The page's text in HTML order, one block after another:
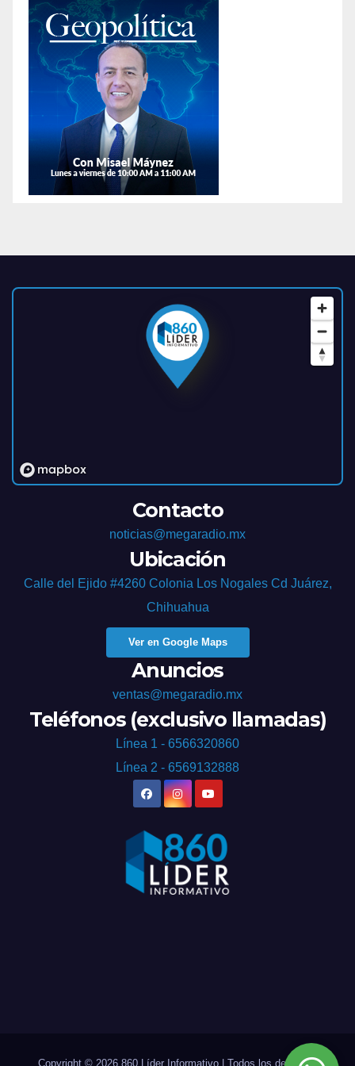
Contacto
noticias@megaradio.mx
Ubicación
Calle del Ejido #4260 Colonia Los Nogales Cd Juárez,
Chihuahua
Ver en Google Maps
Anuncios
ventas@megaradio.mx
Teléfonos (exclusivo llamadas)
Línea 1 - 6566320860
Línea 2 - 6569132888
Copyright © 2026 860 Líder Informativo | Todos los derechos